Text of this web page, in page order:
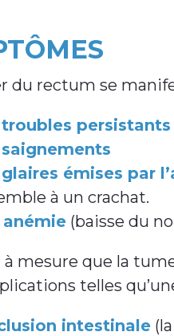
du rectum se
troubles
saignements
émises par
à un crachat.
anémie(baisse du
mesure que la
telles
intestinale